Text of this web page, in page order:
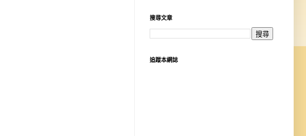
搜尋文章
追蹤本網誌